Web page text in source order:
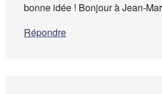
bonne idée ! Bonjour à Jean-
Répondre